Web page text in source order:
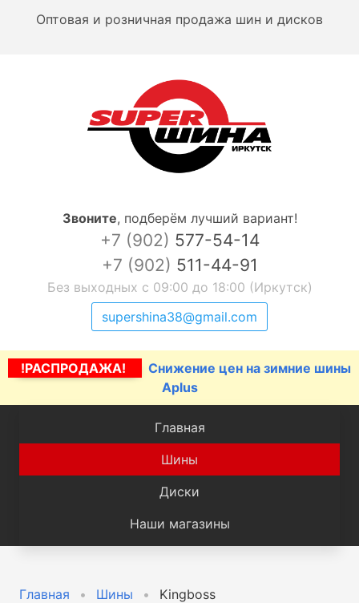
Оптовая и розничная продажа шин и дисков
Звоните, подберём лучший вариант!
+7 (902) 577-54-14
+7 (902) 511-44-91
Без выходных с 09:00 до 18:00 (Иркутск)
supershina38@gmail.com
!РАСПРОДАЖА!
Снижение цен на зимние шины
Aplus
Главная
Шины
Диски
Наши магазины
Главная Шины Kingboss